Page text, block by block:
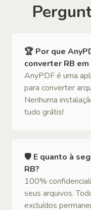
🏆 Por que
converter RB em
AnyPDF é uma
para converter
Nenhuma
tudo grátis!
🛡 E quanto à
RB?
100%
seus arquivos.
excluídos